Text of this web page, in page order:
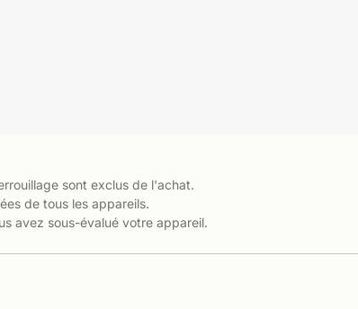
sont exclus de l'achat.
de tous les appareils.
avez sous-évalué votre appareil.